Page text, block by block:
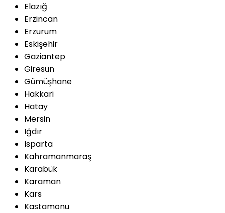
Elazığ
Erzincan
Erzurum
Eskişehir
Gaziantep
Giresun
Gümüşhane
Hakkari
Hatay
Mersin
Iğdır
Isparta
Kahramanmaraş
Karabük
Karaman
Kars
Kastamonu